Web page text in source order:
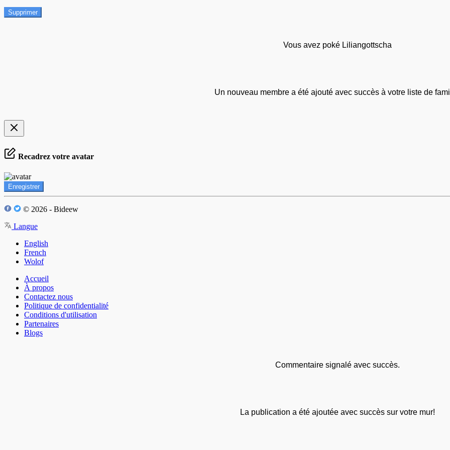
Supprimer
Vous avez poké Liliangottscha
Un nouveau membre a été ajouté avec succès à votre liste de
Recadrez votre avatar
Enregistrer
© 2026 - Bideew
Langue
English
French
Wolof
Accueil
À propos
Contactez nous
Politique de confidentialité
Conditions d'utilisation
Partenaires
Blogs
Commentaire signalé avec succès.
La publication a été ajoutée avec succès sur votre mur!